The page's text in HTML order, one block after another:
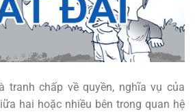
tranh chấp về quyền, nghĩa vụ của
hai hoặc nhiều bên trong quan hệ